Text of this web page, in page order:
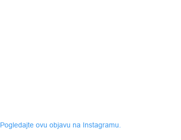
Pogledajte ovu objavu na Instagramu.